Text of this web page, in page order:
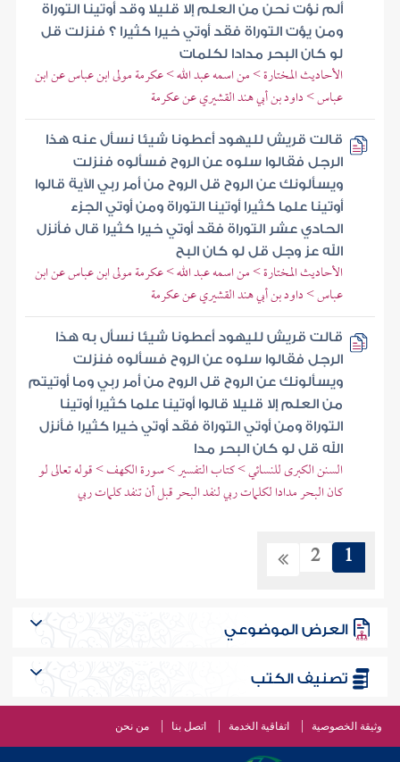
ألم نؤت نحن من العلم إلا قليلا وقد أوتينا التوراة
ومن يؤت التوراة فقد أوتي خيرا كثيرا ؟ فنزلت قل
لو كان البحر مدادا لكلمات
الأحاديث المختارة > من اسمه عبد الله > عكرمة مولى ابن عباس عن ابن
عباس > داود بن أبي هند القشيري عن عكرمة
قالت قريش لليهود أعطونا شيئا نسأل عنه هذا
الرجل فقالوا سلوه عن الروح فسألوه فنزلت
ويسألونك عن الروح قل الروح من أمر ربي الآية قالوا
أوتينا علما كثيرا أوتينا التوراة ومن أوتي الجزء
الحادي عشر التوراة فقد أوتي خيرا كثيرا قال فأنزل
الله عز وجل قل لو كان البح
الأحاديث المختارة > من اسمه عبد الله > عكرمة مولى ابن عباس عن ابن
عباس > داود بن أبي هند القشيري عن عكرمة
قالت قريش لليهود أعطونا شيئا نسأل به هذا
الرجل فقالوا سلوه عن الروح فسألوه فنزلت
ويسألونك عن الروح قل الروح من أمر ربي وما أوتيتم
من العلم إلا قليلا قالوا أوتينا علما كثيرا أوتينا
التوراة ومن أوتي التوراة فقد أوتي خيرا كثيرا فأنزل
الله قل لو كان البحر مدا
السنن الكبرى للنسائي > كتاب التفسير > سورة الكهف > قوله تعالى لو
كان البحر مدادا لكلمات ربي لنفد البحر قبل أن تنفد كلمات ربي
1
2
العرض الموضوعي
تصنيف الكتب
وثيقة الخصوصية اتفاقية الخدمة اتصل بنا من نحن